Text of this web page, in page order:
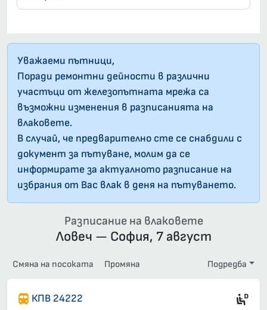
Уважаеми пътници,
Поради ремонтни дейности в различни
участъци от железопътната мрежа са
възможни изменения в разписанията на
влаковете.
В случай, че предварително сте се снабдили с
документ за пътуване, молим да се
информирате за актуалното разписание на
избрания от Вас влак в деня на пътуването.
Разписание на влаковете
Ловеч — София, 7 август
Смяна на посоката Промяна Подредба
КПВ 24222